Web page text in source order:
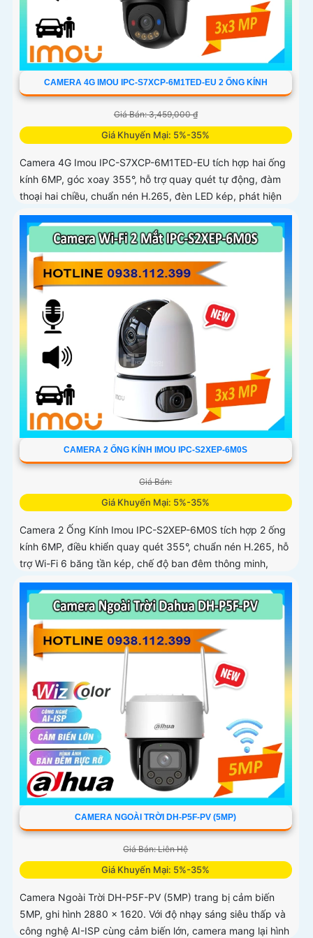
CAMERA 4G IMOU IPC-S7XCP-6M1TED-EU 2 ỐNG KÍNH
Giá Bán: 3,459,000 ₫
Giá Khuyến Mại: 5%-35%
Camera 4G Imou IPC-S7XCP-6M1TED-EU tích hợp hai ống
kính 6MP, góc xoay 355°, hỗ trợ quay quét tự động, đàm
thoại hai chiều, chuẩn nén H.265, đèn LED kép, phát hiện
thông minh IMOU SENSE, báo động còi 110dB
CAMERA 2 ỐNG KÍNH IMOU IPC-S2XEP-6M0S
Giá Bán:
Giá Khuyến Mại: 5%-35%
Camera 2 Ống Kính Imou IPC-S2XEP-6M0S tích hợp 2 ống
kính 6MP, điều khiển quay quét 355°, chuẩn nén H.265, hỗ
trợ Wi-Fi 6 băng tần kép, chế độ ban đêm thông minh,
phát hiện người, thú cưng, âm thanh bất thường và cảnh
báo bằng còi và đèn tùy chỉnh, lưu trữ đến 512GB
CAMERA NGOÀI TRỜI DH-P5F-PV (5MP)
Giá Bán: Liên Hệ
Giá Khuyến Mại: 5%-35%
Camera Ngoài Trời DH-P5F-PV (5MP) trang bị cảm biến
5MP, ghi hình 2880 × 1620. Với độ nhạy sáng siêu thấp và
công nghệ AI-ISP cùng cảm biến lớn, camera mang lại hình